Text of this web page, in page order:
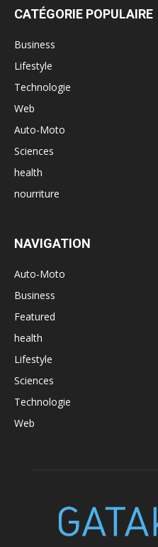
CATÉGORIE POPULAIRE
Business
Lifestyle
Technologie
Web
Auto-Moto
Sciences
health
nourriture
NAVIGATION
Auto-Moto
Business
Featured
health
Lifestyle
Sciences
Technologie
Web